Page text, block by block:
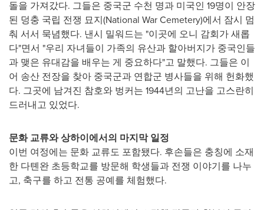
돌을 가져갔다. 그들은 중국군 수천 명과 미국인 19명이 안장
된 덩충 국립 전쟁 묘지(National War Cemetery)에서 잠시 멈
춰 서서 묵념했다. 낸시 밀워드는 "이곳에 오니 감회가 새롭
다"면서 "우리 자녀들이 가족의 유산과 할아버지가 중국인들
과 맺은 유대감을 배우는 게 중요하다"고 말했다. 그들은 이
어 송산 전장을 찾아 중국군과 연합군 병사들을 위해 헌화했
다. 그곳에 남겨진 참호와 벙커는 1944년의 고난을 고스란히
드러내고 있었다.
문화 교류와 상하이에서의 마지막 일정
이번 여정에는 문화 교류도 포함됐다. 후손들은 충칭에 소재
한 다톈완 초등학교를 방문해 학생들과 전쟁 이야기를 나누
고, 축구를 하고 전통 공예를 체험했다.